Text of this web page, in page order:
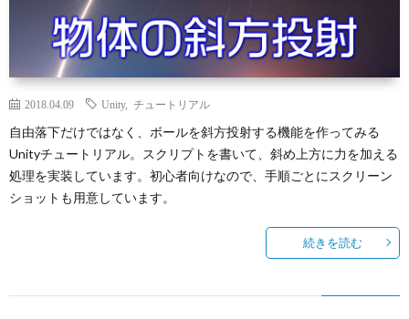
2018.04.09 Unity, チュートリアル
自由落下だけではなく、ボールを斜方投射する機能を作ってみる
Unityチュートリアル。スクリプトを書いて、斜め上方に力を加える
処理を実装しています。初心者向けなので、手順ごとにスクリーン
ショットも用意しています。
続きを読む